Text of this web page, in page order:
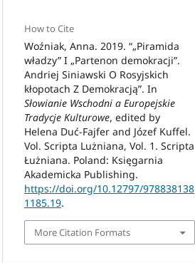
How to Cite
Woźniak, Anna. 2019. “„Piramida
władzy” I „Partenon demokracji”.
Andriej Siniawski O Rosyjskich
kłopotach Z Demokracją”. In
Słowianie Wschodni a Europejskie
Tradycje Kulturowe, edited by
Helena Duć-Fajfer and Józef Kuffel.
Vol. Scripta Lużniana, Vol. 1. Scripta
Łużniana. Poland: Księgarnia
Akademicka Publishing.
https://doi.org/10.12797/978838138
1185.19.
More Citation Formats